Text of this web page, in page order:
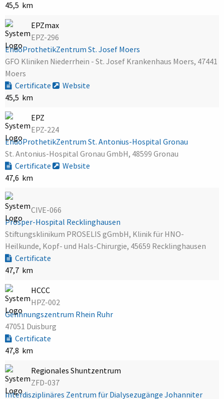
45,5 km
EPZmax
EPZ-296
EndoProthetikZentrum St. Josef Moers
GFO Kliniken Niederrhein - St. Josef Krankenhaus Moers, 47441
Moers
Certificate
Website
45,5 km
EPZ
EPZ-224
EndoProthetikZentrum St. Antonius-Hospital Gronau
St. Antonius-Hospital Gronau GmbH, 48599 Gronau
Certificate
Website
47,6 km
CIVE-066
Prosper-Hospital Recklinghausen
Stiftungsklinikum PROSELIS gGmbH, Klinik für HNO-
Heilkunde, Kopf- und Hals-Chirurgie, 45659 Recklinghausen
Certificate
47,7 km
HCCC
HPZ-002
Gerinnungszentrum Rhein Ruhr
47051 Duisburg
Certificate
47,8 km
Regionales Shuntzentrum
ZFD-037
Interdisziplinäres Zentrum für Dialysezugänge Johanniter